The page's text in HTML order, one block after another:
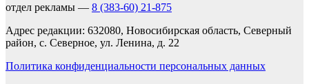
отдел рекламы — 8 (383-60) 21-875
Адрес редакции: 632080, Новосибирская область, Северный
район, с. Северное, ул. Ленина, д. 22
Политика конфиденциальности персональных данных